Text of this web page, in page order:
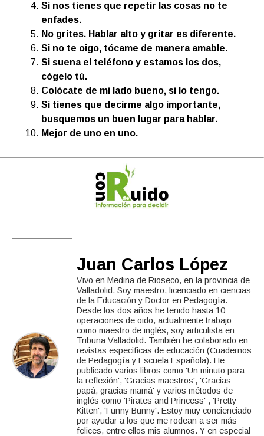
Si nos tienes que repetir las cosas no te
enfades.
No grites. Hablar alto y gritar es diferente.
Si no te oigo, tócame de manera amable.
Si suena el teléfono y estamos los dos,
cógelo tú.
Colócate de mi lado bueno, si lo tengo.
Si tienes que decirme algo importante,
busquemos un buen lugar para hablar.
Mejor de uno en uno.
Juan Carlos López
Vivo en Medina de Rioseco, en la provincia de
Valladolid. Soy maestro, licenciado en ciencias
de la Educación y Doctor en Pedagogía.
Desde los dos años he tenido hasta 10
operaciones de oido, actualmente trabajo
como maestro de inglés, soy articulista en
Tribuna Valladolid. También he colaborado en
revistas especificas de educación (Cuadernos
de Pedagogía y Escuela Española). He
publicado varios libros como 'Un minuto para
la reflexión', 'Gracias maestros', 'Gracias
papá, gracias mamá' y varios métodos de
inglés como 'Pirates and Princess' , 'Pretty
Kitten', 'Funny Bunny'. Estoy muy concienciado
por ayudar a los que me rodean a ser más
felices, entre ellos mis alumnos. Y en especial